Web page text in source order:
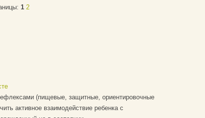
1 2
(пищевые, защитные, ориентировочные
активное взаимодействие ребенка с